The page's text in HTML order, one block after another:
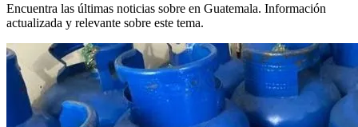
Encuentra las últimas noticias sobre en Guatemala. Información
actualizada y relevante sobre este tema.